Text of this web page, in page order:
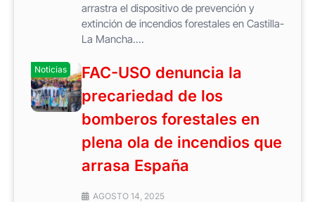
arrastra el dispositivo de prevención y
extinción de incendios forestales en Castilla-
La Mancha....
Noticias
FAC-USO denuncia la
precariedad de los
bomberos forestales en
plena ola de incendios que
arrasa España
AGOSTO 14, 2025